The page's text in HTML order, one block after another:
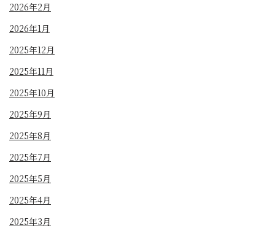
2026年2月
2026年1月
2025年12月
2025年11月
2025年10月
2025年9月
2025年8月
2025年7月
2025年5月
2025年4月
2025年3月